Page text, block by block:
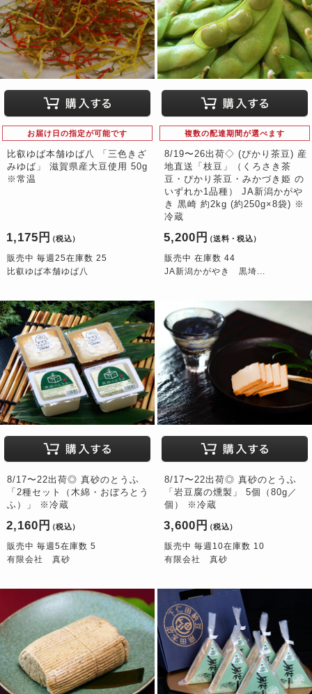
お届け日の指定が可能です
比叡ゆば本舗ゆば八 「三色きざ
みゆば」 滋賀県産大豆使用 50g
※常温
1,175円 （税込）
販売中 毎週25在庫数 25
比叡ゆば本舗ゆば八
複数の配達期間が選べます
8/19〜26出荷◇ (ぴかり茶豆) 産
地直送「枝豆」（くろさき茶
豆・ぴかり茶豆・みかづき姫 の
いずれか1品種） JA新潟かがや
き 黒崎 約2kg (約250g×8袋) ※
冷蔵
5,200円 （送料・税込）
販売中 在庫数 44
JA新潟かがやき 黒埼...
8/17〜22出荷◎ 真砂のとうふ
「2種セット（木綿・おぼろとう
ふ）」 ※冷蔵
2,160円 （税込）
販売中 毎週5在庫数 5
有限会社 真砂
8/17〜22出荷◎ 真砂のとうふ
「岩豆腐の燻製」 5個（80g／
個） ※冷蔵
3,600円 （税込）
販売中 毎週10在庫数 10
有限会社 真砂